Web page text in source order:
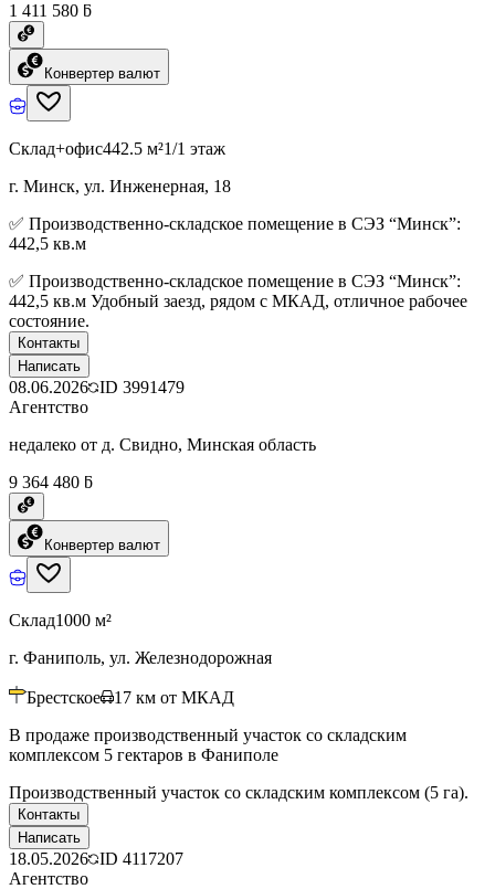
1 411 580 ƃ
Конвертер валют
Склад+офис442.5 м²1/1 этаж
г. Минск, ул. Инженерная, 18
✅ Производственно-складское помещение в СЭЗ “Минск”:
442,5 кв.м
✅ Производственно-складское помещение в СЭЗ “Минск”:
442,5 кв.м Удобный заезд, рядом с МКАД, отличное рабочее
состояние.
Контакты
Написать
08.06.2026 ID 3991479
Агентство
недалеко от д. Свидно, Минская область
9 364 480 ƃ
Конвертер валют
Склад1000 м²
г. Фаниполь, ул. Железнодорожная
Брестское 17 км от МКАД
В продаже производственный участок со складским
комплексом 5 гектаров в Фаниполе
Производственный участок со складским комплексом (5 га).
Контакты
Написать
18.05.2026 ID 4117207
Агентство